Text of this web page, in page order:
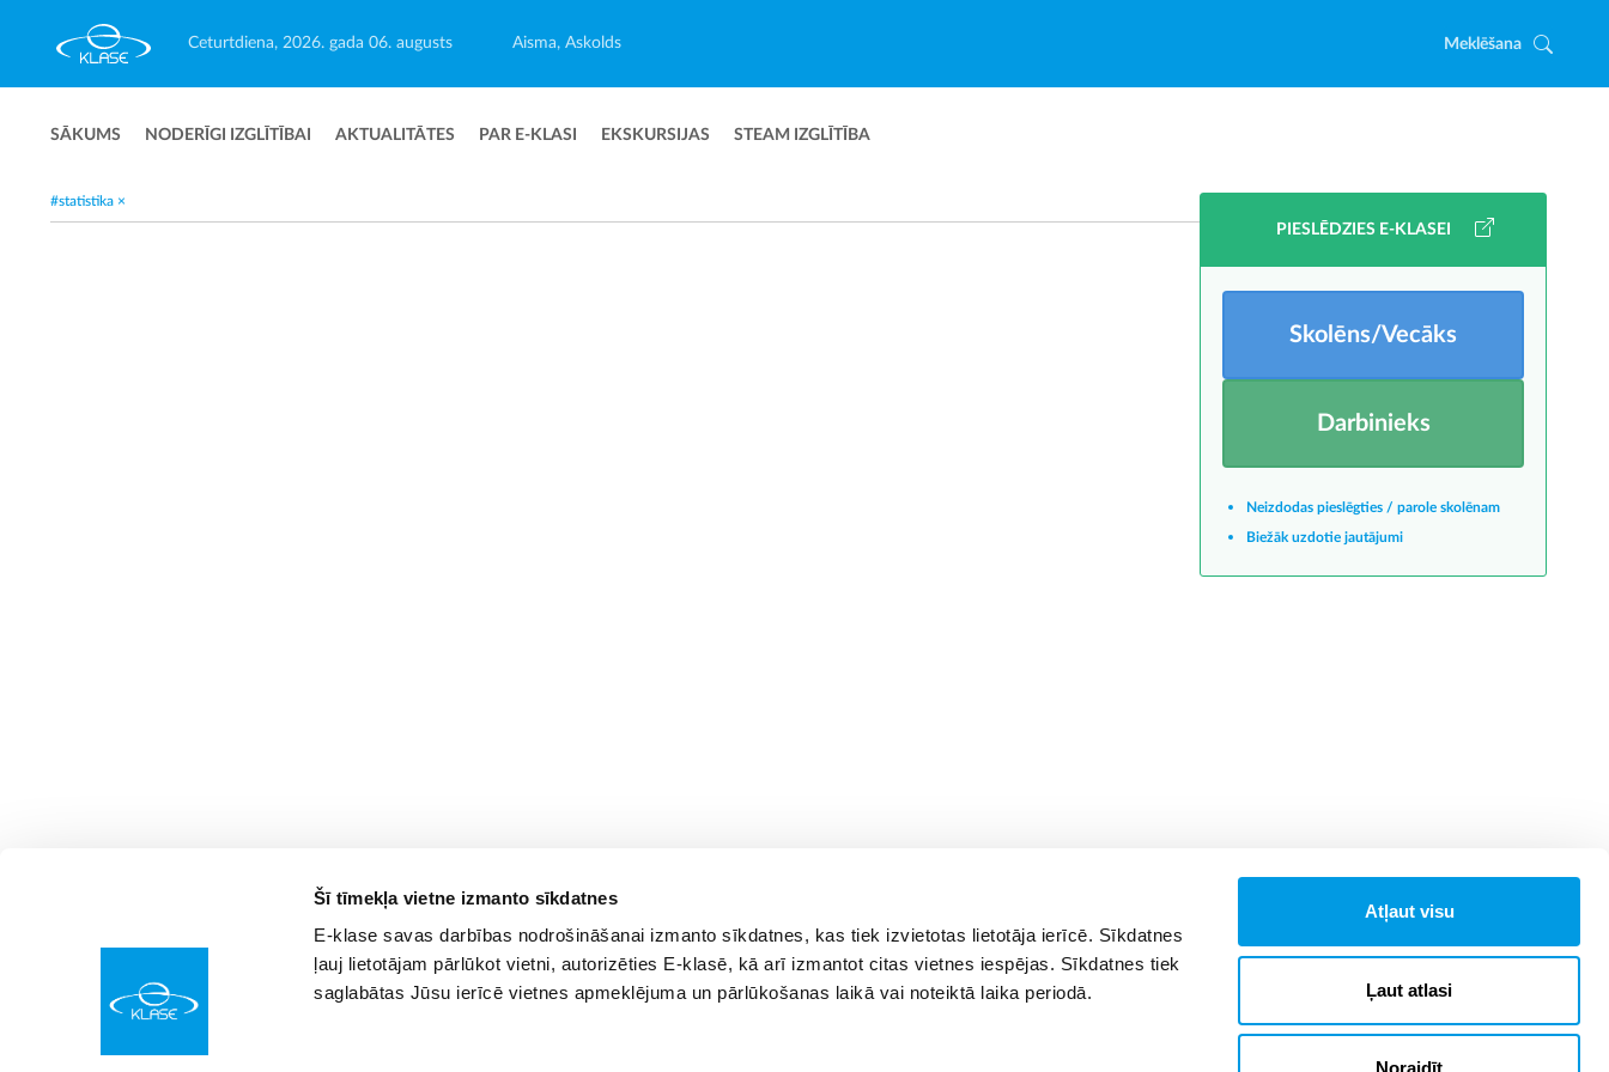
Šī tīmekļa vietne izmanto sīkdatnes
E-klase savas darbības nodrošināšanai izmanto sīkdatnes, kas tiek izvietotas lietotāja ierīcē. Sīkdatnes
ļauj lietotājam pārlūkot vietni, autorizēties E-klasē, kā arī izmantot citas vietnes iespējas. Sīkdatnes tiek
saglabātas Jūsu ierīcē vietnes apmeklējuma un pārlūkošanas laikā vai noteiktā laika periodā.
Atļaut visu
Ļaut atlasi
Noraidīt
Ceturtdiena, 2026. gada 06. augusts Aisma, Askolds Meklēšana
SĀKUMS NODERĪGI IZGLĪTĪBAI AKTUALITĀTES PAR E-KLASI EKSKURSIJAS STEAM IZGLĪTĪBA
#statistika ×
PIESLĒDZIES E-KLASEI
Skolēns/Vecāks
Darbinieks
Neizdodas pieslēgties / parole skolēnam
Biežāk uzdotie jautājumi